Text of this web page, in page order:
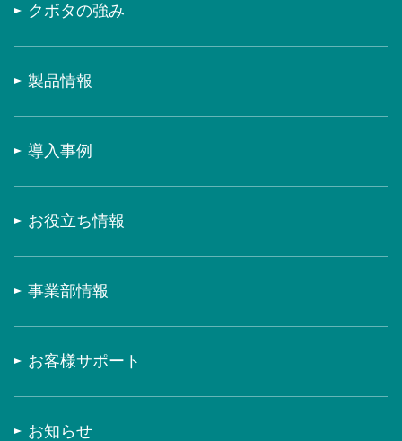
クボタの強み
製品情報
導入事例
お役立ち情報
事業部情報
お客様サポート
お知らせ